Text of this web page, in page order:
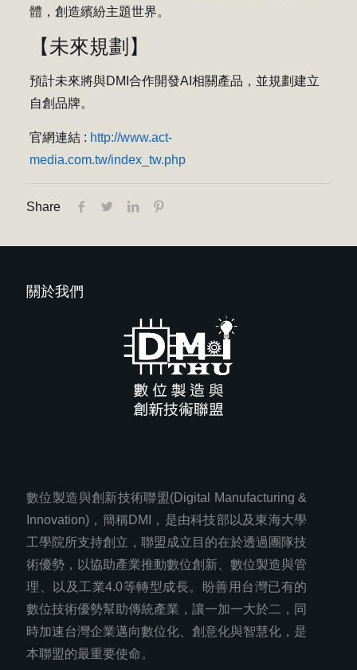
體，創造繽紛主題世界。
【未來規劃】
預計未來將與DMI合作開發AI相關產品，並規劃建立
自創品牌。
官網連結 : http://www.act-
media.com.tw/index_tw.php
Share
關於我們
數位製造與創新技術聯盟(Digital Manufacturing &
Innovation)，簡稱DMI，是由科技部以及東海大學
工學院所支持創立，聯盟成立目的在於透過團隊技
術優勢，以協助產業推動數位創新、數位製造與管
理、以及工業4.0等轉型成長。盼善用台灣已有的
數位技術優勢幫助傳統產業，讓一加一大於二，同
時加速台灣企業邁向數位化、創意化與智慧化，是
本聯盟的最重要使命。